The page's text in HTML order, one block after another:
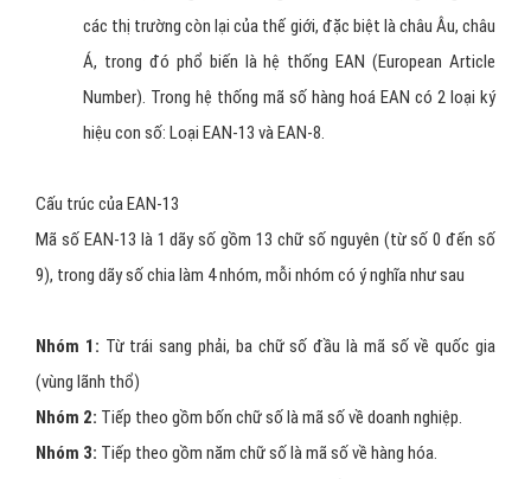
9), trong dãy số chia làm 4 nhóm, mỗi nhóm có ý nghĩa như sau